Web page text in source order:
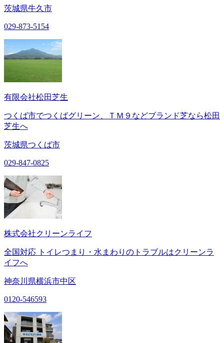
茨城県牛久市
029-873-5154
有限会社松田芝生
つくば市でつくばグリーン、ＴＭ９などブランド芝なら松田
芝生へ
茨城県つくば市
029-847-0825
株式会社クリーンライフ
全国対応 トイレつまり・水まわりのトラブルはクリーンラ
イフへ
神奈川県横浜市中区
0120-546593